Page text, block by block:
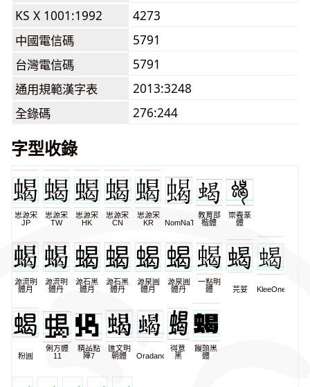
KS X 1001:1992
4273
中國電信碼
5791
台灣電信碼
5791
通用規範漢字表
2013:3248
全錄碼
276:244
字型收錄
思源宋
JP
思源宋
TW
思源宋
HK
思源宋
CN
思源宋
KR
NomNaTong
教育部
楷體
崇羲篆
體
源流明
體月
源流明
體丹
源石黑
體月
源石黑
體丹
源泉圓
體月
源泉圓
體丹
一點明
體
芫荽 KleeOne
粉圓
俐方體
11
精品點
陣7
匯文明
朝體
Oradano
得意
黑
饅頭黑
體